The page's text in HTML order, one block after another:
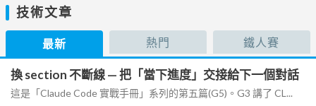
技術文章
最新 熱門 鐵人賽
換 section 不斷線 — 把「當下進度」交接給下一個對話
這是「Claude Code 實戰手冊」系列的第五篇(G5)。G3 講了 CL...